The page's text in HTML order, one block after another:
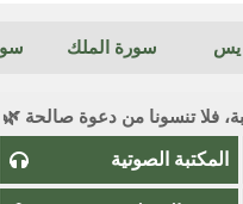
يس سورة الملك
فلا تنسونا من دعوة صالحة 🌿
المكتبة الصوتية